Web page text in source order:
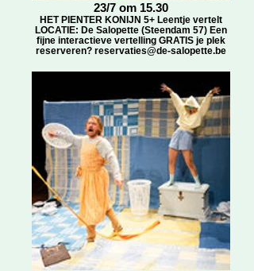
23/7 om 15.30
HET PIENTER KONIJN 5+ Leentje vertelt
LOCATIE: De Salopette (Steendam 57) Een
fijne interactieve vertelling GRATIS je plek
reserveren? reservaties@de-salopette.be